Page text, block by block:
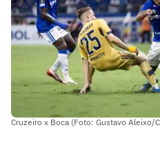
Cruzeiro x Boca (Foto: Gustavo Aleixo/